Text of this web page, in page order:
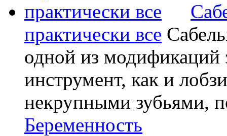
практически все
одной из модификаций
инструмент, как и
некрупными зубьями,
Беременность